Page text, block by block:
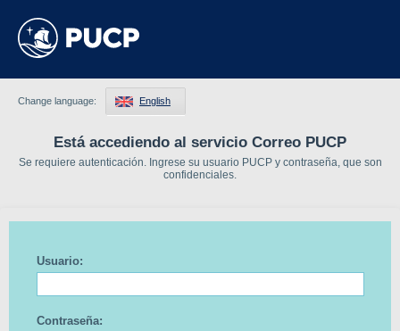
Está accediendo al servicio Correo PUCP
Se requiere autenticación. Ingrese su usuario PUCP y contraseña, que son
confidenciales.
Change language: English
Usuario:
Contraseña: